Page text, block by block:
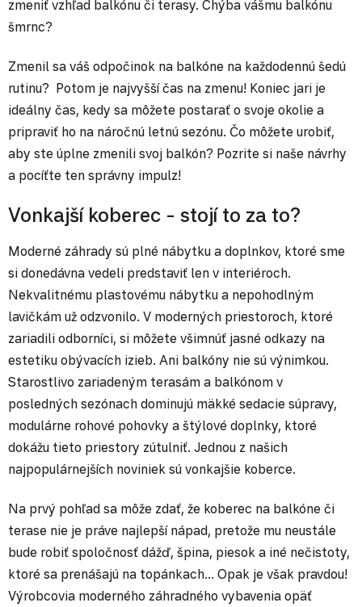
zmeniť vzhľad balkónu či terasy. Chýba vášmu balkónu
šmrnc?
Zmenil sa váš odpočinok na balkóne na každodennú šedú
rutinu? Potom je najvyšší čas na zmenu! Koniec jari je
ideálny čas, kedy sa môžete postarať o svoje okolie a
pripraviť ho na náročnú letnú sezónu. Čo môžete urobiť,
aby ste úplne zmenili svoj balkón? Pozrite si naše návrhy
a pocíťte ten správny impulz!
Vonkajší koberec - stojí to za to?
Moderné záhrady sú plné nábytku a doplnkov, ktoré sme
si donedávna vedeli predstaviť len v interiéroch.
Nekvalitnému plastovému nábytku a nepohodlným
lavičkám už odzvonilo. V moderných priestoroch, ktoré
zariadili odborníci, si môžete všimnúť jasné odkazy na
estetiku obývacích izieb. Ani balkóny nie sú výnimkou.
Starostlivo zariadeným terasám a balkónom v
posledných sezónach dominujú mäkké sedacie súpravy,
modulárne rohové pohovky a štýlové doplnky, ktoré
dokážu tieto priestory zútulniť. Jednou z našich
najpopulárnejších noviniek sú vonkajšie koberce.
Na prvý pohľad sa môže zdať, že koberec na balkóne či
terase nie je práve najlepší nápad, pretože mu neustále
bude robiť spoločnosť dážď, špina, piesok a iné nečistoty,
ktoré sa prenášajú na topánkach... Opak je však pravdou!
Výrobcovia moderného záhradného vybavenia opäť